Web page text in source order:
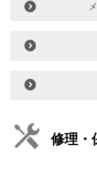
修理・